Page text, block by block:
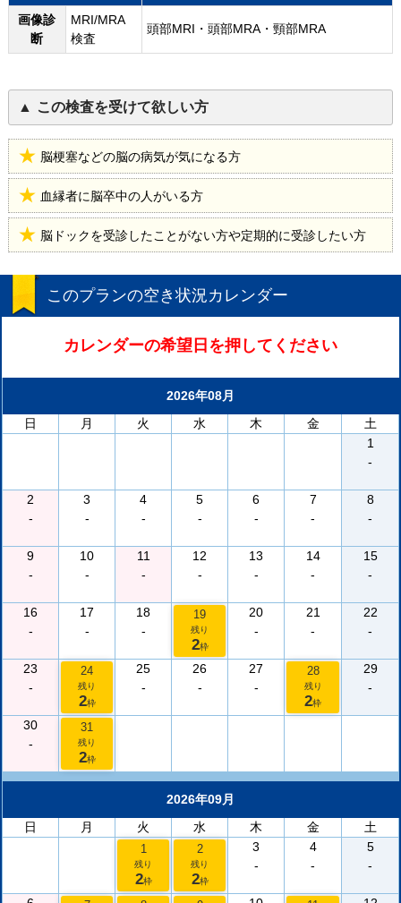
画像診
断
MRI/MRA
検査
頭部MRI・頭部MRA・頸部MRA
この検査を受けて欲しい方
脳梗塞などの脳の病気が気になる方
血縁者に脳卒中の人がいる方
脳ドックを受診したことがない方や定期的に受診したい方
このプランの空き状況カレンダー
カレンダーの希望日を押してください
2026年08月
日
月 火 水 木 金
土
1
-
2
-
3
-
4
-
5
-
6
-
7
-
8
-
9
-
10
-
11
-
12
-
13
-
14
-
15
-
16
-
17
-
18
-
19
残り
2枠
20
-
21
-
22
-
23
-
24
残り
2枠
25
-
26
-
27
-
28
残り
2枠
29
-
30
-
31
残り
2枠
2026年09月
日
月 火 水 木 金 土
1
残り
2枠
2
残り
2枠
3
-
4
-
5
-